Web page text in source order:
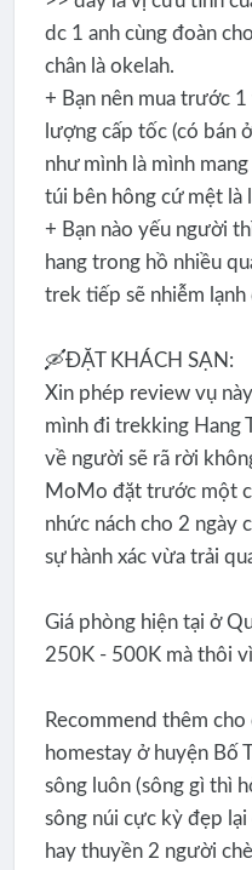
dc 1 anh cùng đoàn
chân là okelah.
+ Bạn nên mua trước
lượng cấp tốc (có bán
như mình là mình
túi bên hông cứ mệt là
+ Bạn nào yếu người
hang trong hồ nhiều
trek tiếp sẽ nhiễm
🛶ĐẶT KHÁCH SẠN:
Xin phép review vụ
mình đi trekking Hang
về người sẽ rã rời
MoMo đặt trước một
nhức nách cho 2 ngày
sự hành xác vừa trải
Giá phòng hiện tại ở
250K - 500K mà thôi
Recommend thêm cho
homestay ở huyện Bố
sông luôn (sông gì thì
sông núi cực kỳ đẹp
hay thuyền 2 người